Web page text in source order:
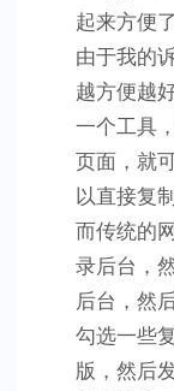
起来方便
由于我的
越方便越
一个工具
页面，就
以直接复
而传统的
录后台，
后台，然
勾选一些
版，然后